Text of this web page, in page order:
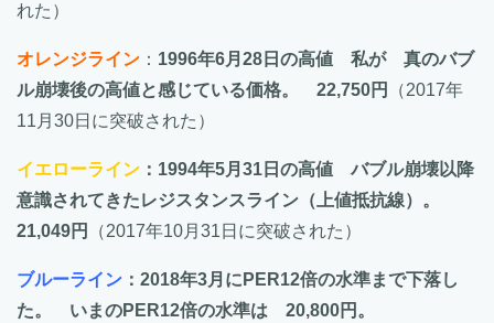
れた）
オレンジライン ： 1996年6月28日の高値 私が 真のバブ
ル崩壊後の高値と感じている価格。 22,750円
（2017年
11月30日に突破された）
イエローライン ：1994年5月31日の高値 バブル崩壊以降
意識されてきたレジスタンスライン（上値抵抗線）。
21,049円
（2017年10月31日に突破された）
ブルーライン ：2018年3月にPER12倍の水準まで下落し
た。 いまのPER12倍の水準は 20,800円。